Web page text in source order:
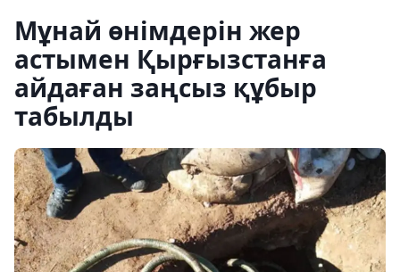
Мұнай өнімдерін жер
астымен Қырғызстанға
айдаған заңсыз құбыр
табылды